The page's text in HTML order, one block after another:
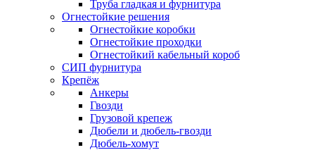
Труба гладкая и фурнитура
Огнестойкие решения
Огнестойкие коробки
Огнестойкие проходки
Огнестойкий кабельный короб
СИП фурнитура
Крепёж
Анкеры
Гвозди
Грузовой крепеж
Дюбели и дюбель-гвозди
Дюбель-хомут